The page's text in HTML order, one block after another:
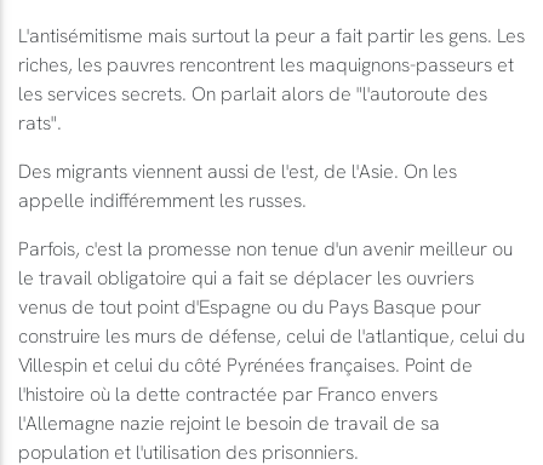
L'antisémitisme mais surtout la peur a fait partir les gens. Les
riches, les pauvres rencontrent les maquignons-passeurs et
les services secrets. On parlait alors de "l'autoroute des
rats".
Des migrants viennent aussi de l'est, de l'Asie. On les
appelle indifféremment les russes.
Parfois, c'est la promesse non tenue d'un avenir meilleur ou
le travail obligatoire qui a fait se déplacer les ouvriers
venus de tout point d'Espagne ou du Pays Basque pour
construire les murs de défense, celui de l'atlantique, celui du
Villespin et celui du côté Pyrénées françaises. Point de
l'histoire où la dette contractée par Franco envers
l'Allemagne nazie rejoint le besoin de travail de sa
population et l'utilisation des prisonniers.